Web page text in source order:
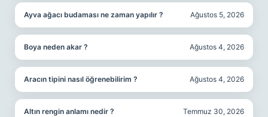
Ayva ağacı budaması ne zaman yapılır ? Ağustos 5, 2026
Boya neden akar ? Ağustos 4, 2026
Aracın tipini nasıl öğrenebilirim ? Ağustos 4, 2026
Altın rengin anlamı nedir ? Temmuz 30, 2026